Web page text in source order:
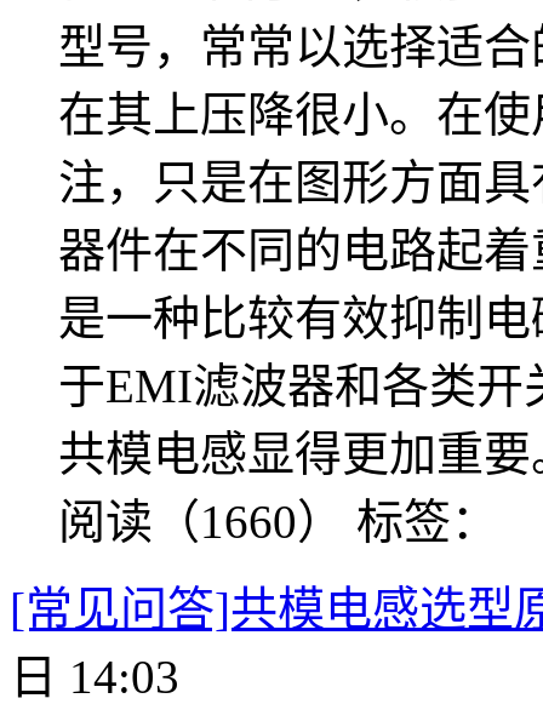
型号，常常以选择适
在其上压降很小。在
注，只是在图形方面
器件在不同的电路起
是一种比较有效抑制
于EMI滤波器和各类
共模电感显得更加重要
阅读（1660） 标签：
[常见问答]共模电感选型
日 14:03